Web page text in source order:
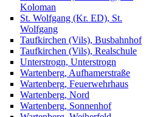
Koloman
St. Wolfgang (Kr. ED), St.
Wolfgang
Taufkirchen (Vils), Busbahnhof
Taufkirchen (Vils), Realschule
Unterstrogn, Unterstrogn
Wartenberg, Aufhamerstraße
Wartenberg, Feuerwehrhaus
Wartenberg, Nord
Wartenberg, Sonnenhof